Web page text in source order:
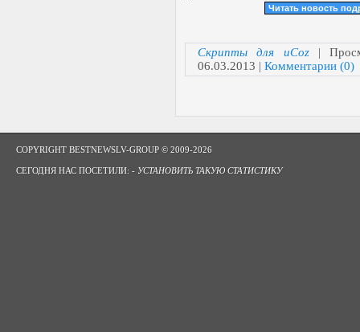
Читать новость
Скрипты для uCoz|
06.03.2013 | Комментарии (0)
COPYRIGHT BESTNEWSLV-GROUP © 2009-2026
СЕГОДНЯ НАС ПОСЕТИЛИ: - УСТАНОВИТЬ ТАКУЮ СТАТИСТИКУ